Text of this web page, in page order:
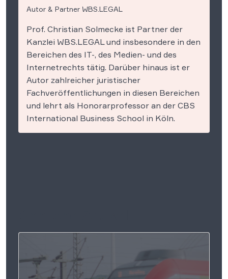
Autor & Partner WBS.LEGAL
Prof. Christian Solmecke ist Partner der
Kanzlei WBS.LEGAL und insbesondere in den
Bereichen des IT-, des Medien- und des
Internetrechts tätig. Darüber hinaus ist er
Autor zahlreicher juristischer
Fachveröffentlichungen in diesen Bereichen
und lehrt als Honorarprofessor an der CBS
International Business School in Köln.